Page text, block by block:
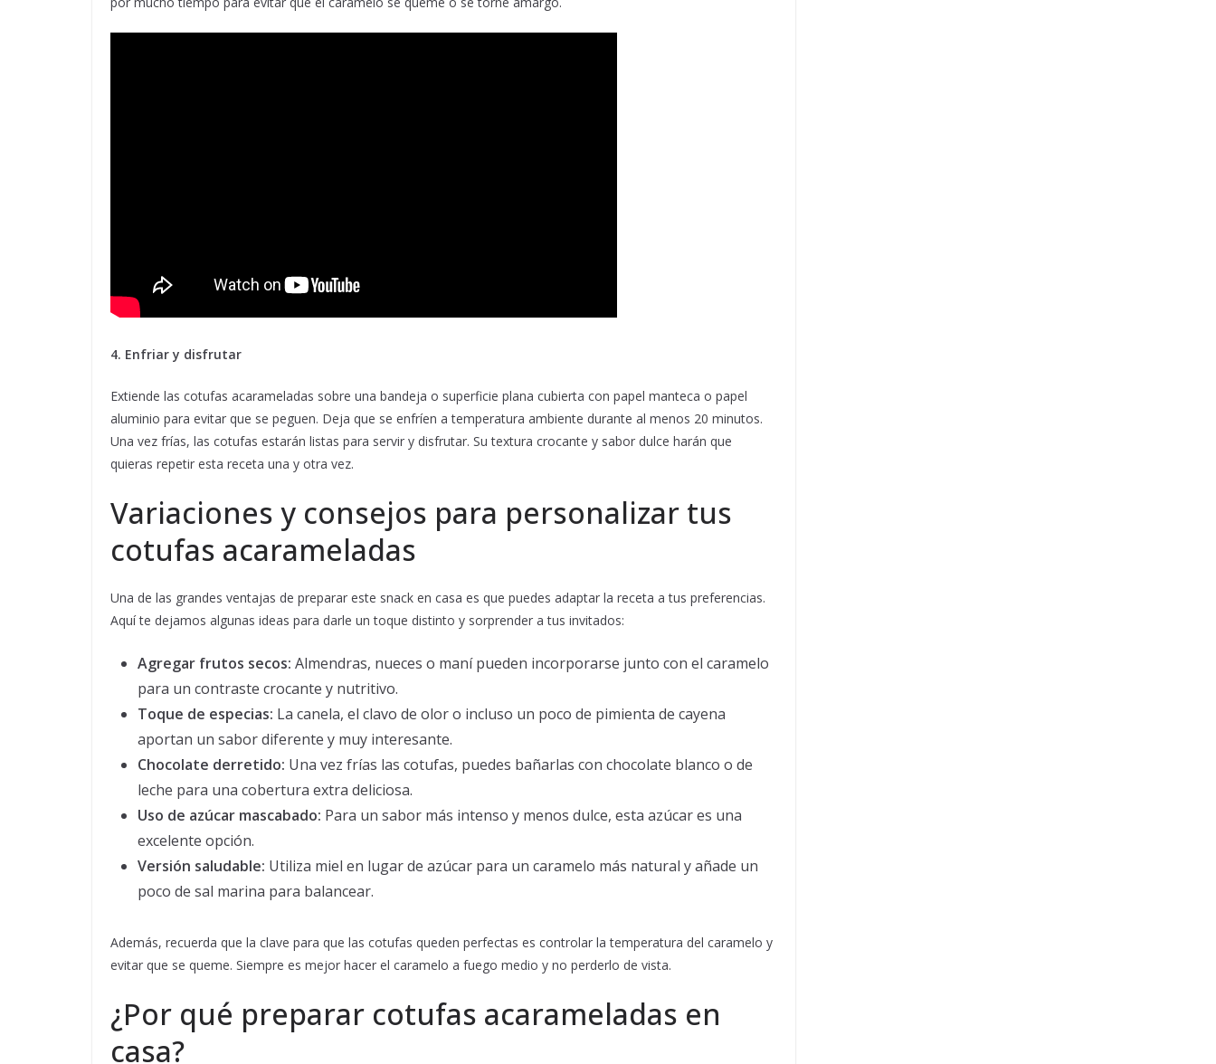
4. Enfriar y disfrutar
Extiende las cotufas acarameladas sobre una bandeja o superficie plana cubierta con papel manteca o papel
aluminio para evitar que se peguen. Deja que se enfríen a temperatura ambiente durante al menos 20 minutos.
Una vez frías, las cotufas estarán listas para servir y disfrutar. Su textura crocante y sabor dulce harán que
quieras repetir esta receta una y otra vez.
Variaciones y consejos para personalizar tus
cotufas acarameladas
Una de las grandes ventajas de preparar este snack en casa es que puedes adaptar la receta a tus preferencias.
Aquí te dejamos algunas ideas para darle un toque distinto y sorprender a tus invitados:
Agregar frutos secos: Almendras, nueces o maní pueden incorporarse junto con el caramelo
para un contraste crocante y nutritivo.
Toque de especias: La canela, el clavo de olor o incluso un poco de pimienta de cayena
aportan un sabor diferente y muy interesante.
Chocolate derretido: Una vez frías las cotufas, puedes bañarlas con chocolate blanco o de
leche para una cobertura extra deliciosa.
Uso de azúcar mascabado: Para un sabor más intenso y menos dulce, esta azúcar es una
excelente opción.
Versión saludable: Utiliza miel en lugar de azúcar para un caramelo más natural y añade un
poco de sal marina para balancear.
Además, recuerda que la clave para que las cotufas queden perfectas es controlar la temperatura del caramelo y
evitar que se queme. Siempre es mejor hacer el caramelo a fuego medio y no perderlo de vista.
¿Por qué preparar cotufas acarameladas en
casa?